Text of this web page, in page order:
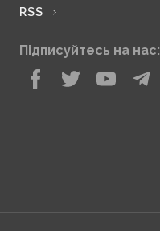
RSS
Підписуйтесь на нас: